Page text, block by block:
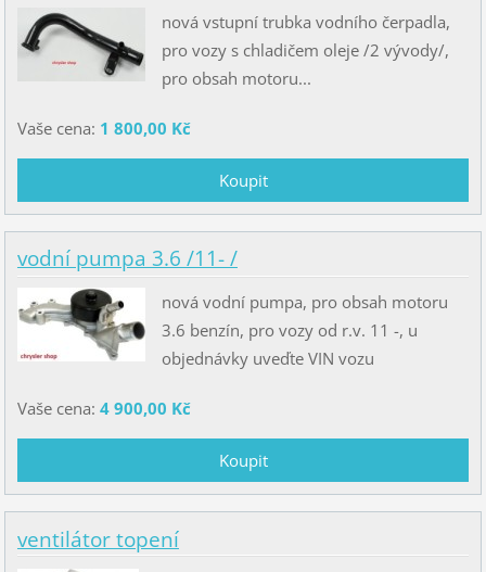
nová vstupní trubka vodního čerpadla,
pro vozy s chladičem oleje /2 vývody/,
pro obsah motoru...
Vaše cena: 1 800,00 Kč
vodní pumpa 3.6 /11- /
nová vodní pumpa, pro obsah motoru
3.6 benzín, pro vozy od r.v. 11 -, u
objednávky uveďte VIN vozu
Vaše cena: 4 900,00 Kč
ventilátor topení